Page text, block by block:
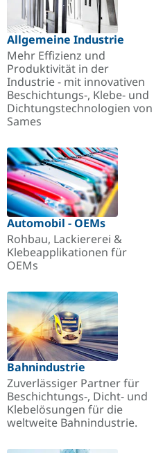
Allgemeine Industrie
Mehr Effizienz und
Produktivität in der
Industrie - mit innovativen
Beschichtungs-, Klebe- und
Dichtungstechnologien von
Sames
Automobil - OEMs
Rohbau, Lackiererei &
Klebeapplikationen für
OEMs
Bahnindustrie
Zuverlässiger Partner für
Beschichtungs-, Dicht- und
Klebelösungen für die
weltweite Bahnindustrie.